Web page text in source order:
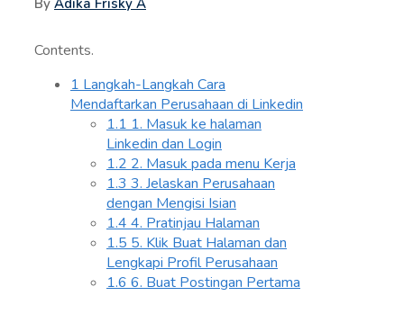
By Adika Frisky A
Contents.
1Langkah-Langkah Cara
Mendaftarkan Perusahaan di Linkedin
1.11. Masuk ke halaman
Linkedin dan Login
1.22. Masuk pada menu Kerja
1.33. Jelaskan Perusahaan
dengan Mengisi Isian
1.44. Pratinjau Halaman
1.55. Klik Buat Halaman dan
Lengkapi Profil Perusahaan
1.66. Buat Postingan Pertama